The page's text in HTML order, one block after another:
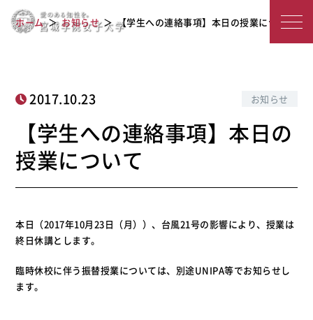
宮
女
子
大
【学生への連絡事項】本日の授業につ
いて
ホーム お知らせ 【学生への連絡事項】本日の授業について
2017.10.23 お知らせ
【学生への連絡事項】本日の
授業について
本日（2017年10月23日（月））、台風21号の影響により、授業は
終日休講とします。
臨時休校に伴う振替授業については、別途UNIPA等でお知らせし
ます。